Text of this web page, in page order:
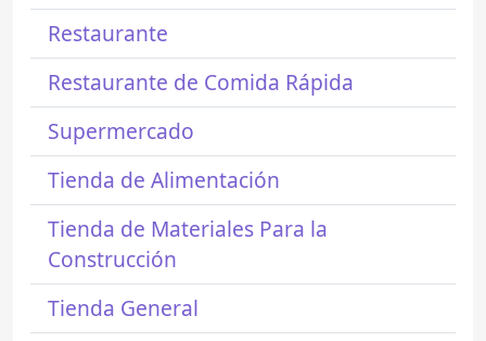
Restaurante
Restaurante de Comida Rápida
Supermercado
Tienda de Alimentación
Tienda de Materiales Para la
Construcción
Tienda General